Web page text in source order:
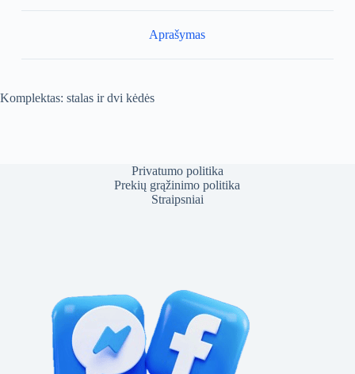
Aprašymas
Komplektas: stalas ir dvi kėdės
Privatumo politika
Prekių grąžinimo politika
Straipsniai